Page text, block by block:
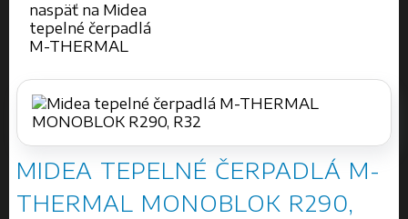
naspäť na Midea
tepelné čerpadlá
M-THERMAL
MIDEA TEPELNÉ ČERPADLÁ M-
THERMAL MONOBLOK R290,